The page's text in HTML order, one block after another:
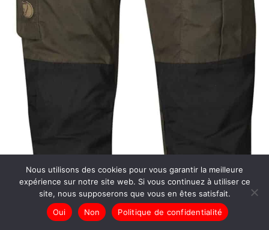
Nous utilisons des cookies pour vous garantir la meilleure
expérience sur notre site web. Si vous continuez à utiliser ce
site, nous supposerons que vous en êtes satisfait.
Oui
Non Politique de confidentialité